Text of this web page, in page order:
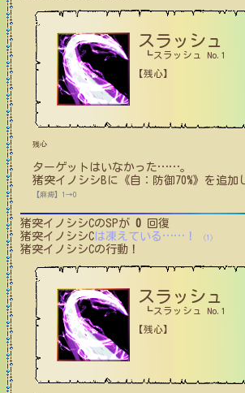
スラッシュ
┗スラッシュ No.1
【残心】
残心
ターゲットはいなかった……。
猪突イノシシB に 《自：防御70%》 を追加
【麻痺】1→0
猪突イノシシCのSPが 0 回復
猪突イノシシC は凍えている …… ！ (1)
猪突イノシシCの行動！
スラッシュ
┗スラッシュ No.1
【残心】